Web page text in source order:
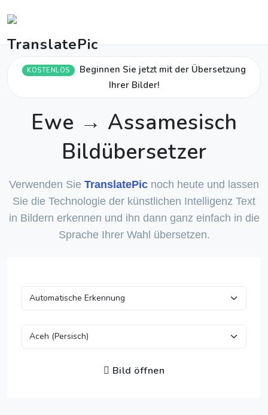
KOSTENLOS
Beginnen Sie jetzt mit der Übersetzung
Ihrer Bilder!
Ewe → Assamesisch
Bildübersetzer
Verwenden Sie TranslatePic noch heute und lassen
Sie die Technologie der künstlichen Intelligenz Text
in Bildern erkennen und ihn dann ganz einfach in die
Sprache Ihrer Wahl übersetzen.
Bild öffnen